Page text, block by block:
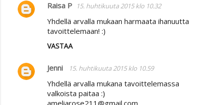
Raisa P 15. huhtikuuta 2015 klo 10.32
Yhdellä arvalla mukaan harmaata ihanuutta
tavoittelemaan! :)
VASTAA
Jenni 15. huhtikuuta 2015 klo 10.59
Yhdellä arvalla mukana tavoittelemassa
valkoista paitaa :)